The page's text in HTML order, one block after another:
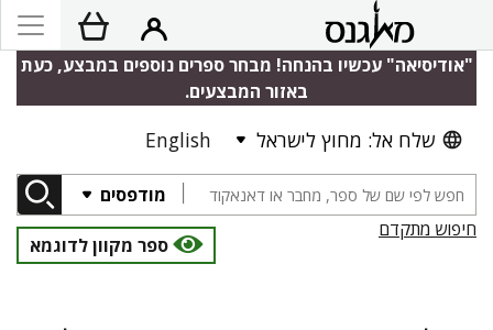
"אודיסיאה" עכשיו בהנחה! מבחר ספרים נוספים במבצע, כעת
באזור המבצעים.
שלח אל: מחוץ לישראל English
מודפסים
חיפוש מתקדם
ספר מקוון לדוגמא